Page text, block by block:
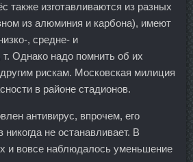
также изготавливаются из разных
из алюминия и карбона), имеют
, средне- и
Однако надо помнить об их
рискам. Московская милиция
в районе стадионов.
антивирус, впрочем, его
не останавливает. В
и вовсе наблюдалось уменьшение